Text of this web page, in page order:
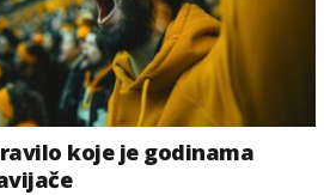
koje je godinama